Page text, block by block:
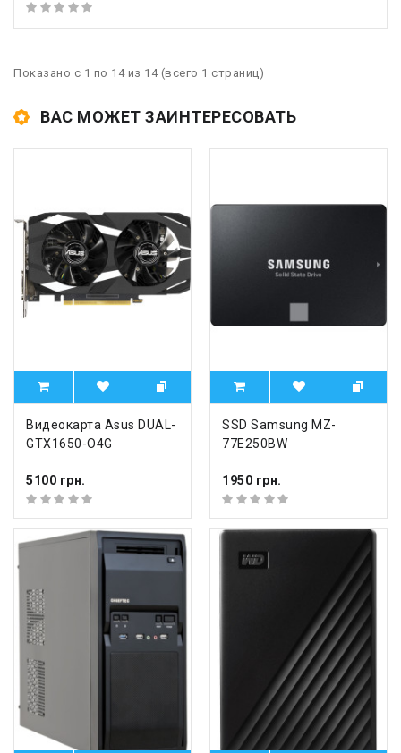
Показано с 1 по 14 из 14 (всего 1 страниц)
ВАС МОЖЕТ ЗАИНТЕРЕСОВАТЬ
Видеокарта Asus DUAL-
GTX1650-O4G
5100 грн.
SSD Samsung MZ-
77E250BW
1950 грн.